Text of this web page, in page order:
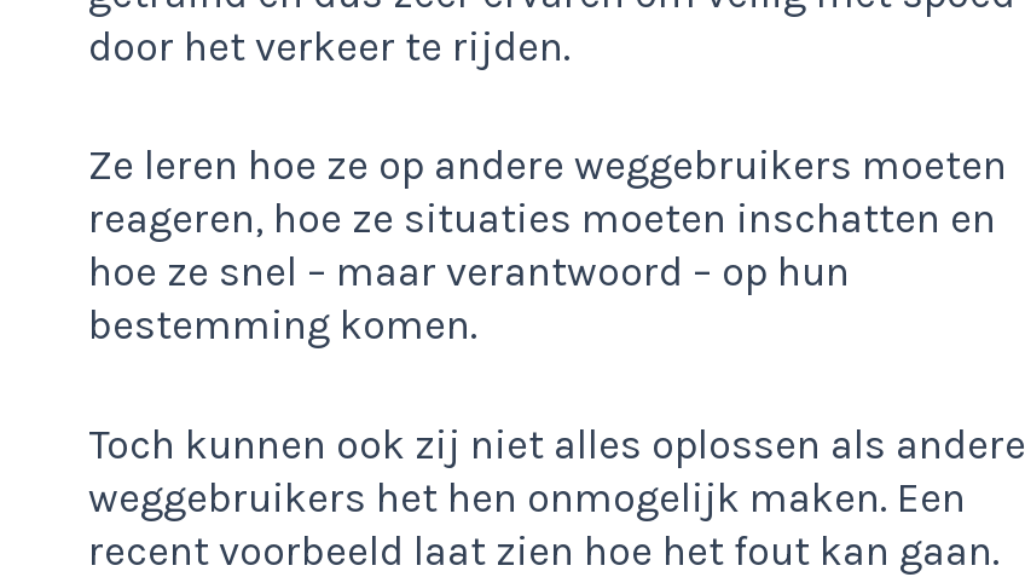
door het verkeer te rijden.
Ze leren hoe ze op andere weggebruikers moeten
reageren, hoe ze situaties moeten inschatten en
hoe ze snel – maar verantwoord – op hun
bestemming komen.
Toch kunnen ook zij niet alles oplossen als andere
weggebruikers het hen onmogelijk maken. Een
recent voorbeeld laat zien hoe het fout kan gaan.